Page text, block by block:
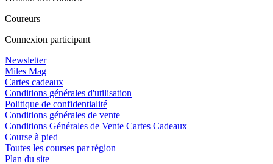
Coureurs
Connexion participant
Newsletter
Miles Mag
Cartes cadeaux
Conditions générales d'utilisation
Politique de confidentialité
Conditions générales de vente
Conditions Générales de Vente Cartes Cadeaux
Course à pied
Toutes les courses par région
Plan du site